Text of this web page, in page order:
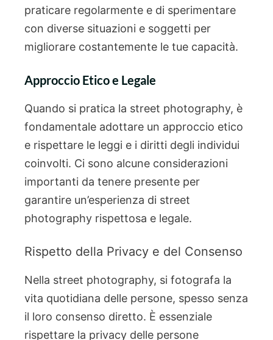
praticare regolarmente e di sperimentare
con diverse situazioni e soggetti per
migliorare costantemente le tue capacità.
Approccio Etico e Legale
Quando si pratica la street photography, è
fondamentale adottare un approccio etico
e rispettare le leggi e i diritti degli individui
coinvolti. Ci sono alcune considerazioni
importanti da tenere presente per
garantire un’esperienza di street
photography rispettosa e legale.
Rispetto della Privacy e del Consenso
Nella street photography, si fotografa la
vita quotidiana delle persone, spesso senza
il loro consenso diretto. È essenziale
rispettare la privacy delle persone